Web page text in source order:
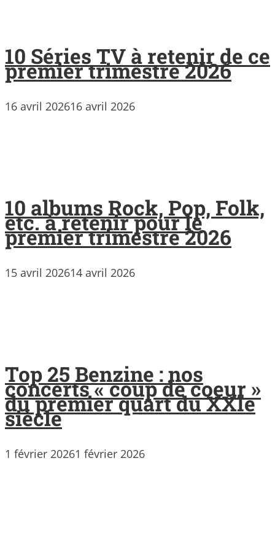
10 Séries TV à retenir de ce
premier trimestre 2026
16 avril 202616 avril 2026
10 albums Rock, Pop, Folk,
etc. à retenir pour le
premier trimestre 2026
15 avril 202614 avril 2026
Top 25 Benzine : nos
concerts « coup de coeur »
du premier quart du XXIe
siècle
1 février 20261 février 2026